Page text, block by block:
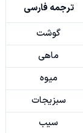
ترجمه فارسی
گوشت
ماهی
میوه
سبزیجات
سیب